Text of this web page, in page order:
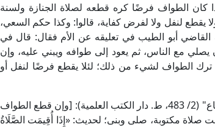
كان الطواف فرضًا كره قطعه لصلاة الجنازة ولسنة
لنفل ولا لفرض كفاية، قالوا: وكذا حكم السعي،
أبو الطيب في تعليقه عن الأم فقال: قال في
مع الناس، ثم يعود إلى طوافه ويبني عليه، وإن
الطواف لشيء من ذلك؛ لئلا يقطع فرضًا لنفل أو
وقال الإمام البهوتي الحنبلي في "كشاف القناع عن متن الإقناع" (2/ 483، ط. دار الكتب العلمية): [وإن قطع الطواف
صلاة مكتوبة، صلى وبنى؛ لحديث: «إِذَا أُقِيمَت الصَّلَاةُ